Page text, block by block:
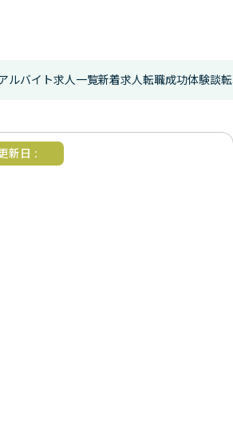
ルバイト求人一覧新着求人転職成功体験談
新日 :